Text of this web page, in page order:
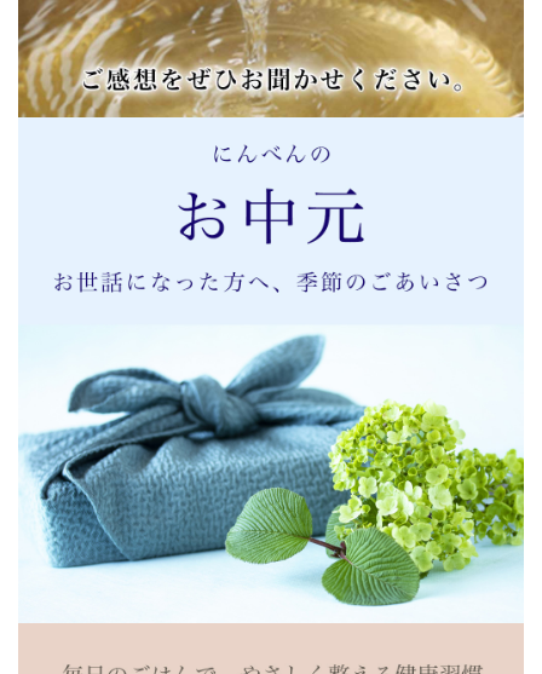
が、やはりつゆの素以上の麺つゆはないと思っています。
その中でもつゆの素ゴールドは香り旨みともに最高です!食
べたことのない方は是非試していただきたいです。
2021/08/04 19:39:53.727566 投稿者：キャサリン
★★★★★
合わせていただけます。
これが一番
2021/08/05 11:16:26.875167 投稿者：目だぬき
★★★★★
今まで色々使ってきましたが、ゴールドに出会ってからは
他のものが使えません。
だしもきいて、味も私好みにベストマッチです